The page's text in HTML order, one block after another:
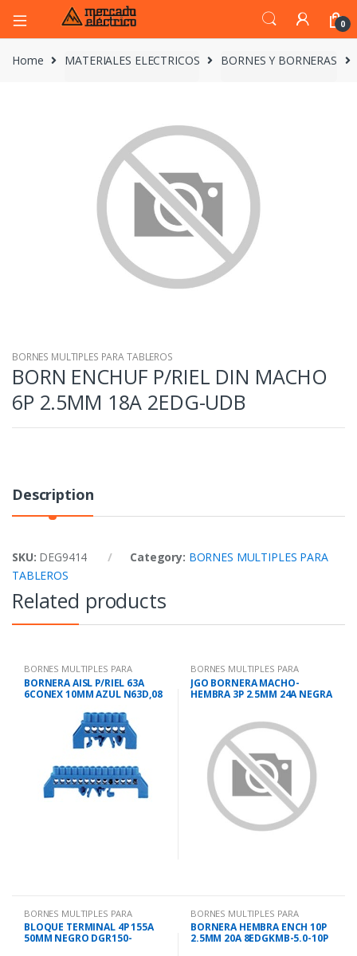
0
Home MATERIALES ELECTRICOS BORNES Y BORNERAS
BORNES MULTIPLES PARA TABLEROS
BORN ENCHUF P/RIEL DIN MACHO
6P 2.5MM 18A 2EDG-UDB
Description
SKU: DEG9414 Category: BORNES MULTIPLES PARA
TABLEROS
Related products
BORNES MULTIPLES PARA
TABLEROS
BORNERA AISL P/RIEL 63A
6CONEX 10MM AZUL N63D,08
BORNES MULTIPLES PARA
TABLEROS
JGO BORNERA MACHO-
HEMBRA 3P 2.5MM 24A NEGRA
BORNES MULTIPLES PARA
TABLEROS
BLOQUE TERMINAL 4P 155A
50MM NEGRO DGR150-
BORNES MULTIPLES PARA
TABLEROS
BORNERA HEMBRA ENCH 10P
2.5MM 20A 8EDGKMB-5.0-10P